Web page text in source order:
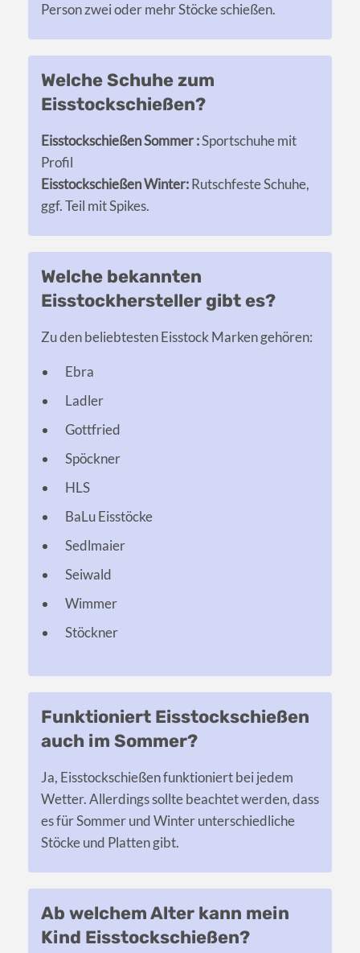
Person zwei oder mehr Stöcke schießen.
Welche Schuhe zum
Eisstockschießen?
Eisstockschießen Sommer :Sportschuhe mit
Profil
Eisstockschießen Winter:Rutschfeste Schuhe,
ggf. Teil mit Spikes.
Welche bekannten
Eisstockhersteller gibt es?
Zu den beliebtesten Eisstock Marken gehören:
Ebra
Ladler
Gottfried
Spöckner
HLS
BaLu Eisstöcke
Sedlmaier
Seiwald
Wimmer
Stöckner
Funktioniert Eisstockschießen
auch im Sommer?
Ja, Eisstockschießen funktioniert bei jedem
Wetter. Allerdings sollte beachtet werden, dass
es für Sommer und Winter unterschiedliche
Stöcke und Platten gibt.
Ab welchem Alter kann mein
Kind Eisstockschießen?